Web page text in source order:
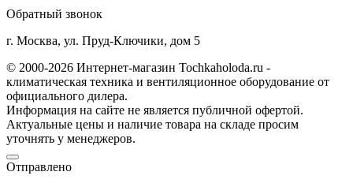
Обратный звонок
г. Москва, ул. Пруд-Ключики, дом 5
© 2000-2026 Интернет-магазин Tochkaholoda.ru -
климатическая техника и вентиляционное оборудование от
официального дилера.
Информация на сайте не является публичной офертой.
Актуальные цены и наличие товара на складе просим
уточнять у менеджеров.
Отправлено